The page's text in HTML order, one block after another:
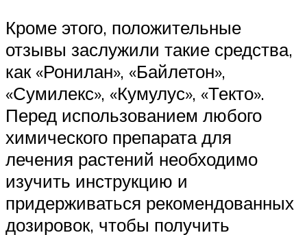
Кроме этого, положительные
отзывы заслужили такие средства,
как «Ронилан», «Байлетон»,
«Сумилекс», «Кумулус», «Текто».
Перед использованием любого
химического препарата для
лечения растений необходимо
изучить инструкцию и
придерживаться рекомендованных
дозировок, чтобы получить